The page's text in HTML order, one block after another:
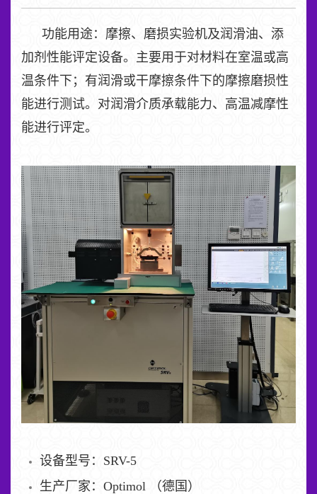
功能用途：摩擦、磨损实验机及润滑油、添
加剂性能评定设备。主要用于对材料在室温或高
温条件下；有润滑或干摩擦条件下的摩擦磨损性
能进行测试。对润滑介质承载能力、高温减摩性
能进行评定。
设备型号：SRV-5
生产厂家：Optimol （德国）